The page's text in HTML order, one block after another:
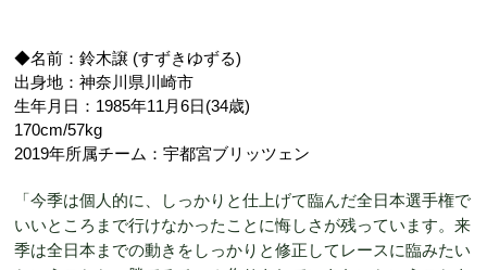
◆名前：鈴木譲 (すずきゆずる)
出身地：神奈川県川崎市
生年月日：1985年11月6日(34歳)
170cm/57kg
2019年所属チーム：宇都宮ブリッツェン
「今季は個人的に、しっかりと仕上げて臨んだ全日本選手権で
いいところまで行けなかったことに悔しさが残っています。来
季は全日本までの動きをしっかりと修正してレースに臨みたい